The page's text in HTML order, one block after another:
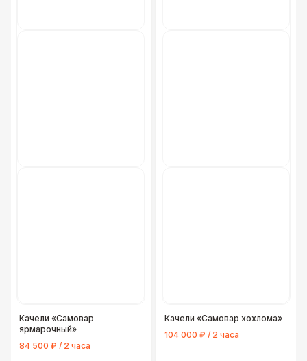
Качели «Самовар
ярмарочный»
84 500 ₽ / 2 часа
Качели «Самовар хохлома»
104 000 ₽ / 2 часа